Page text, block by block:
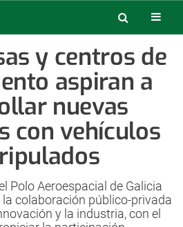
y centros de
aspiran a
nuevas
con vehículos
Polo Aeroespacial de Galicia
colaboración público-privada
y la industria, con el